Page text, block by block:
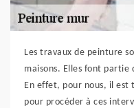
Les travaux de peinture
maisons. Elles font partie
En effet, pour nous, il est
pour procéder à ces